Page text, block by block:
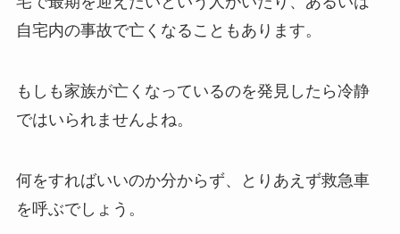
自宅内の事故で亡くなることもあります。
もしも家族が亡くなっているのを発見したら冷静
ではいられませんよね。
何をすればいいのか分からず、とりあえず救急車
を呼ぶでしょう。